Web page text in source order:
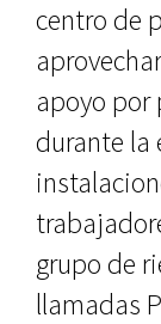
centro de
apoyo por
durante la
grupo de
llamadas